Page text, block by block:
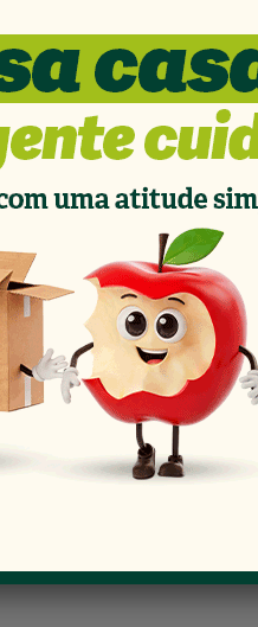
de preventivo,
de março na ESF do
abril.
que no final do
atendimento
especial à mulher.
16h.
estamos em
de saúde do